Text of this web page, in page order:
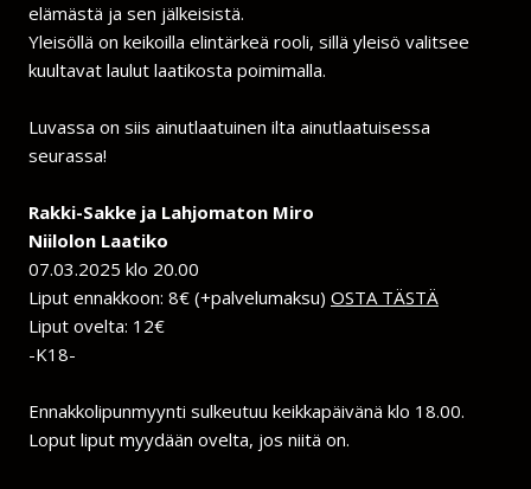
elämästä ja sen jälkeisistä.
Yleisöllä on keikoilla elintärkeä rooli, sillä yleisö valitsee
kuultavat laulut laatikosta poimimalla.
Luvassa on siis ainutlaatuinen ilta ainutlaatuisessa
seurassa!
Rakki-Sakke ja Lahjomaton Miro
Niilolon Laatiko
07.03.2025 klo 20.00
Liput ennakkoon: 8€ (+palvelumaksu) OSTA TÄSTÄ
Liput ovelta: 12€
-K18-
Ennakkolipunmyynti sulkeutuu keikkapäivänä klo 18.00.
Loput liput myydään ovelta, jos niitä on.